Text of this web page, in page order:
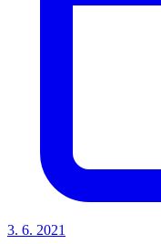
3. 6. 2021